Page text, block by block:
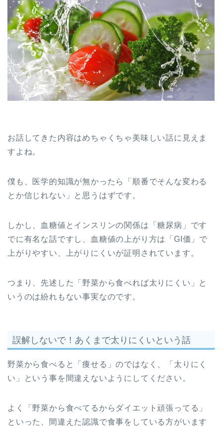
お話してきた内容はめちゃくちゃ美味しい話に見えま
すよね。
僕も、医学的知識が無かったら「順番でそんな変わる
とか信じれない」と思うはずです。
しかし、血糖値とインスリンの関係は「糖尿病」です
でに有名な話ですし、血糖値の上がり方は「GI価」で
上がりやすい、上がりにくいが証明されています。
つまり、先述した「野菜から食べれば太りにくい」と
いうのは紛れもない事実なのです。
誤解しないで！あくまで太りにくいという話
野菜から食べると「痩せる」のではなく、「太りにく
い」という事を間違えないようにしてください。
よく「野菜から食べてるからダイエット頑張ってる」
といった、間違えた認識で食事をしている方がいます